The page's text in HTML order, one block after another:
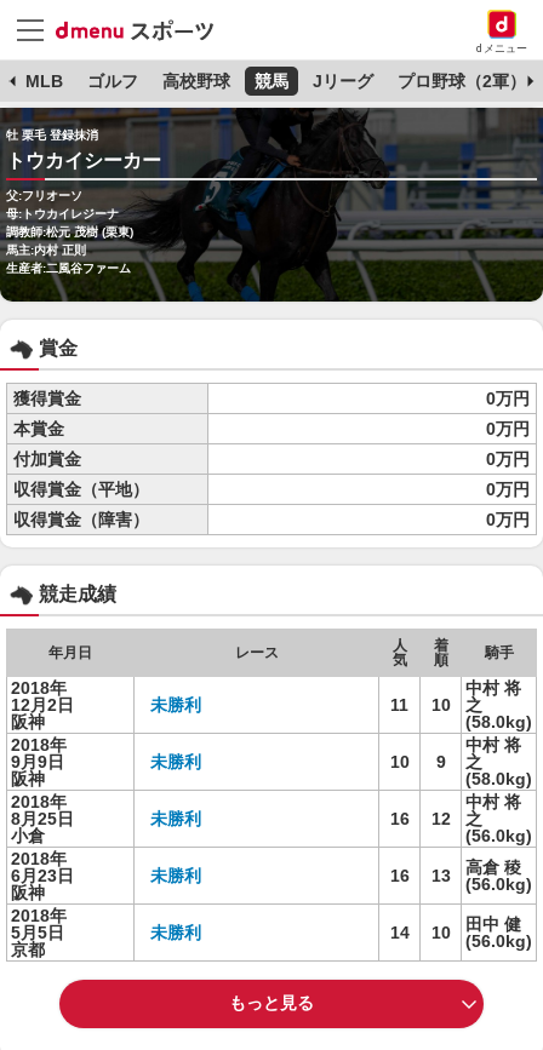
dメニュー
MLB ゴルフ 高校野球 競馬 Jリーグ プロ野球（2軍）
牡 栗毛 登録抹消
トウカイシーカー
父:フリオーソ
母:トウカイレジーナ
調教師:松元 茂樹 (栗東)
馬主:内村 正則
生産者:二風谷ファーム
賞金
獲得賞金
0万円
本賞金
0万円
付加賞金
0万円
収得賞金（平地）
0万円
収得賞金（障害）
0万円
競走成績
年月日 レース
人
気
着
順
騎手
2018年
12月2日
阪神
未勝利 11 10
中村 将
之
(58.0kg)
2018年
9月9日
阪神
未勝利 10 9
中村 将
之
(58.0kg)
2018年
8月25日
小倉
未勝利 16 12
中村 将
之
(56.0kg)
2018年
6月23日
阪神
未勝利 16 13
高倉 稜
(56.0kg)
2018年
5月5日
京都
未勝利 14 10
田中 健
(56.0kg)
もっと見る